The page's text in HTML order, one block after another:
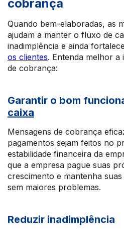
cobrança
Quando bem-elaboradas, as
ajudam a manter o fluxo de
inadimplência e ainda
os clientes. Entenda melhor a
de cobrança:
Garantir o bom
caixa
Mensagens de cobrança
pagamentos sejam feitos no
estabilidade financeira da
que a empresa pague suas
crescimento e mantenha
sem maiores problemas.
Reduzir inadimplência